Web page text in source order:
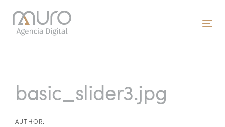
links
primary
contentbasic_slider3.jpg
AUTHOR:
navigation